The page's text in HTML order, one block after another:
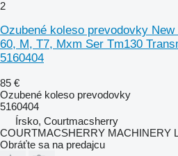
2
Ozubené koleso prevodovky
60, M, T7, Mxm Ser Tm130
5160404
85 €
Ozubené koleso prevodovky
5160404
Írsko, Courtmacsherry
COURTMACSHERRY MACHINERY
Obráťte sa na predajcu